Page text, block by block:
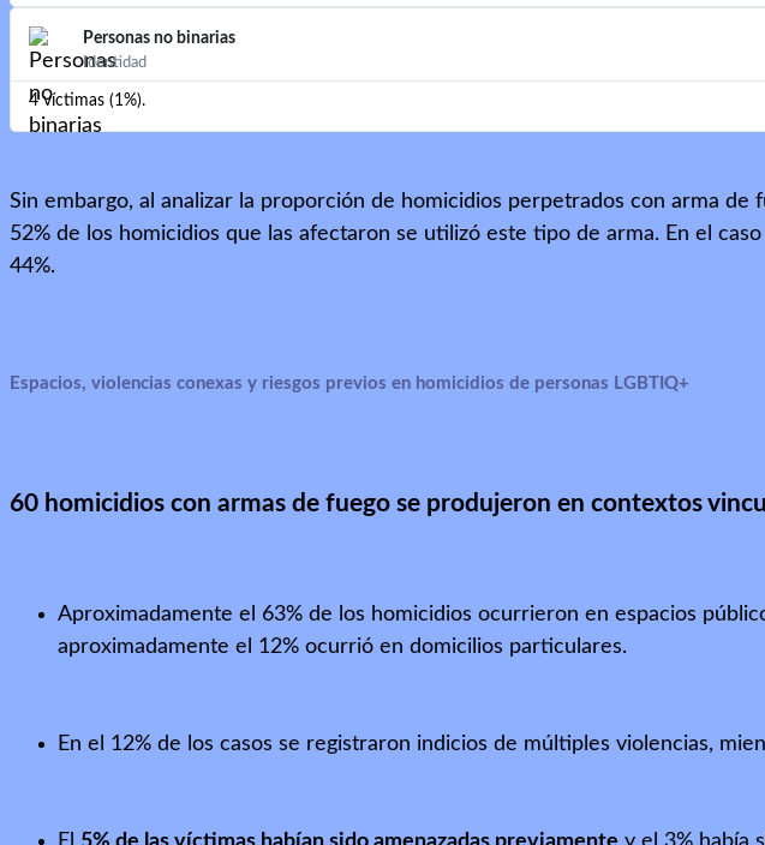
Personas no binarias
Identidad
4 víctimas (1%).
Sin embargo, al analizar la proporción de homicidios perpetrados con arma de
52% de los homicidios que las afectaron se utilizó este tipo de arma. En el caso
44%.
Espacios, violencias conexas y riesgos previos en homicidios de personas LGBTIQ+
60 homicidios con armas de fuego se produjeron en contextos
Aproximadamente el 63% de los homicidios ocurrieron en espacios
aproximadamente el 12% ocurrió en domicilios particulares.
En el 12% de los casos se registraron indicios de múltiples violencias,